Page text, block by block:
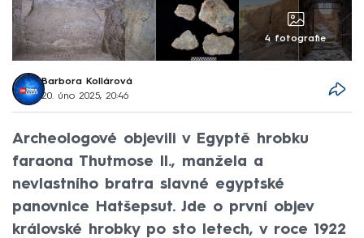
4 fotografie
Barbora Kollárová
20. úno 2025, 20:46
Archeologové objevili v Egyptě hrobku
faraona Thutmose II., manžela a
nevlastního bratra slavné egyptské
panovnice Hatšepsut. Jde o první objev
královské hrobky po sto letech, v roce 1922